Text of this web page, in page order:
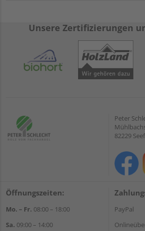
Unsere Zertifizierungen
Peter
82229
Öffnungszeiten:
Mo. – Fr. 08:00 – 18:00
Sa. 09:00 – 14:00
PayPal